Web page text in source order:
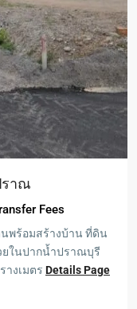
ราณ
Fees
พร้อมสร้างบ้าน ที่ดิน
ในปากน้ำปราณบุรี
งเมตร Details Page